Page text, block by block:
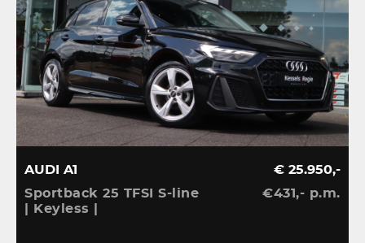
AUDI A1
Sportback 25 TFSI S-line
| Keyless |
€ 25.950,-
€431,- p.m.